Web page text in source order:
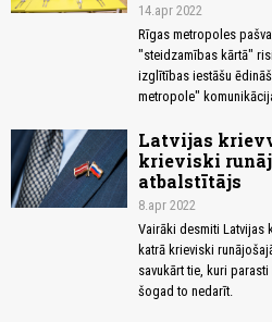
14.apr 2022
Rīgas metropoles
"steidzamības kārtā"
izglītības iestāšu
metropole"
Latvijas
krieviski
atbalstītājs
8.apr 2022
Vairāki desmiti Latvijas
katrā krieviski
savukārt tie, kuri
šogad to nedarīt.